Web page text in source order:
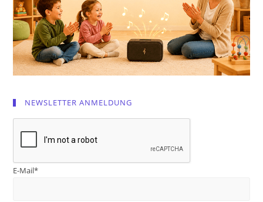
NEWSLETTER ANMELDUNG
E-Mail*